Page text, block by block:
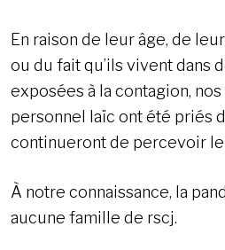
En raison de leur âge, de
ou du fait qu’ils vivent dans
exposées à la contagion,
personnel laïc ont été priés
continueront de percevoir
À notre connaissance, la
aucune famille de rscj.